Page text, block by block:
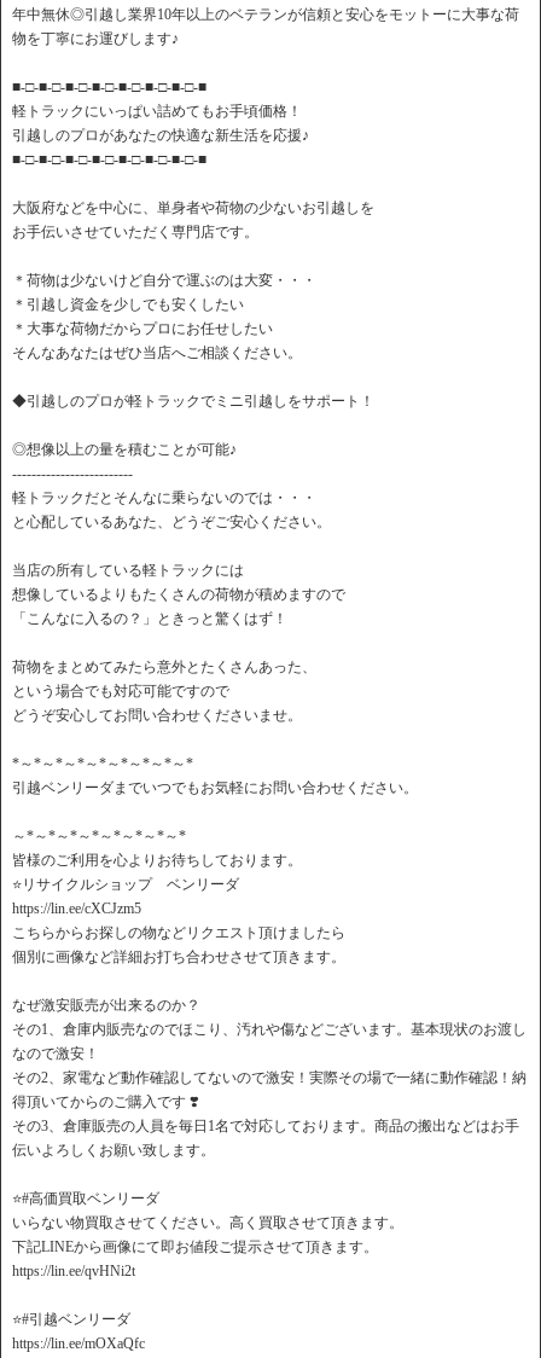
年中無休◎引越し業界10年以上のベテランが信頼と安心をモットーに大事な荷
物を丁寧にお運びします♪
■-□-■-□-■-□-■-□-■-□-■-□-■-□-■
軽トラックにいっぱい詰めてもお手頃価格！
引越しのプロがあなたの快適な新生活を応援♪
■-□-■-□-■-□-■-□-■-□-■-□-■-□-■
大阪府などを中心に、単身者や荷物の少ないお引越しを
お手伝いさせていただく専門店です。
＊荷物は少ないけど自分で運ぶのは大変・・・
＊引越し資金を少しでも安くしたい
＊大事な荷物だからプロにお任せしたい
そんなあなたはぜひ当店へご相談ください。
◆引越しのプロが軽トラックでミニ引越しをサポート！
◎想像以上の量を積むことが可能♪
-------------------------
軽トラックだとそんなに乗らないのでは・・・
と心配しているあなた、どうぞご安心ください。
当店の所有している軽トラックには
想像しているよりもたくさんの荷物が積めますので
「こんなに入るの？」ときっと驚くはず！
荷物をまとめてみたら意外とたくさんあった、
という場合でも対応可能ですので
どうぞ安心してお問い合わせくださいませ。
*～*～*～*～*～*～*～*～*
引越ベンリーダまでいつでもお気軽にお問い合わせください。
～*～*～*～*～*～*～*～*
皆様のご利用を心よりお待ちしております。
⭐️リサイクルショップ ベンリーダ
https://lin.ee/cXCJzm5
こちらからお探しの物などリクエスト頂けましたら
個別に画像など詳細お打ち合わせさせて頂きます。
なぜ激安販売が出来るのか？
その1、倉庫内販売なのでほこり、汚れや傷などございます。基本現状のお渡し
なので激安！
その2、家電など動作確認してないので激安！実際その場で一緒に動作確認！納
得頂いてからのご購入です ❣️
その3、倉庫販売の人員を毎日1名で対応しております。商品の搬出などはお手
伝いよろしくお願い致します。
⭐️#高価買取ベンリーダ
いらない物買取させてください。高く買取させて頂きます。
下記LINEから画像にて即お値段ご提示させて頂きます。
https://lin.ee/qvHNi2t
⭐️#引越ベンリーダ
https://lin.ee/mOXaQfc